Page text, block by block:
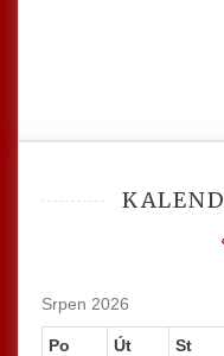
Srpen 2026
Po Út St